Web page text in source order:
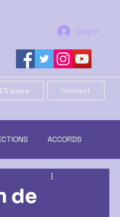
Log In
L'Equipe Contact
ACCORDS
REORGANISATION
de